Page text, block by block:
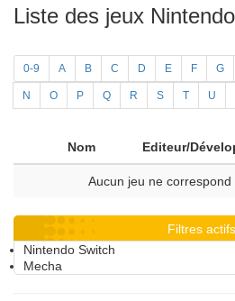
Liste des jeux
0-9 A B C D E F G
N O P Q R S T U
Nom Editeur/
Aucun jeu ne correspond
Filtres actifs
Nintendo Switch
Mecha